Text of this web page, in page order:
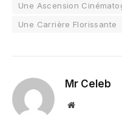
Une Ascension
Une Carrière Florissante
Mr Celeb
Website